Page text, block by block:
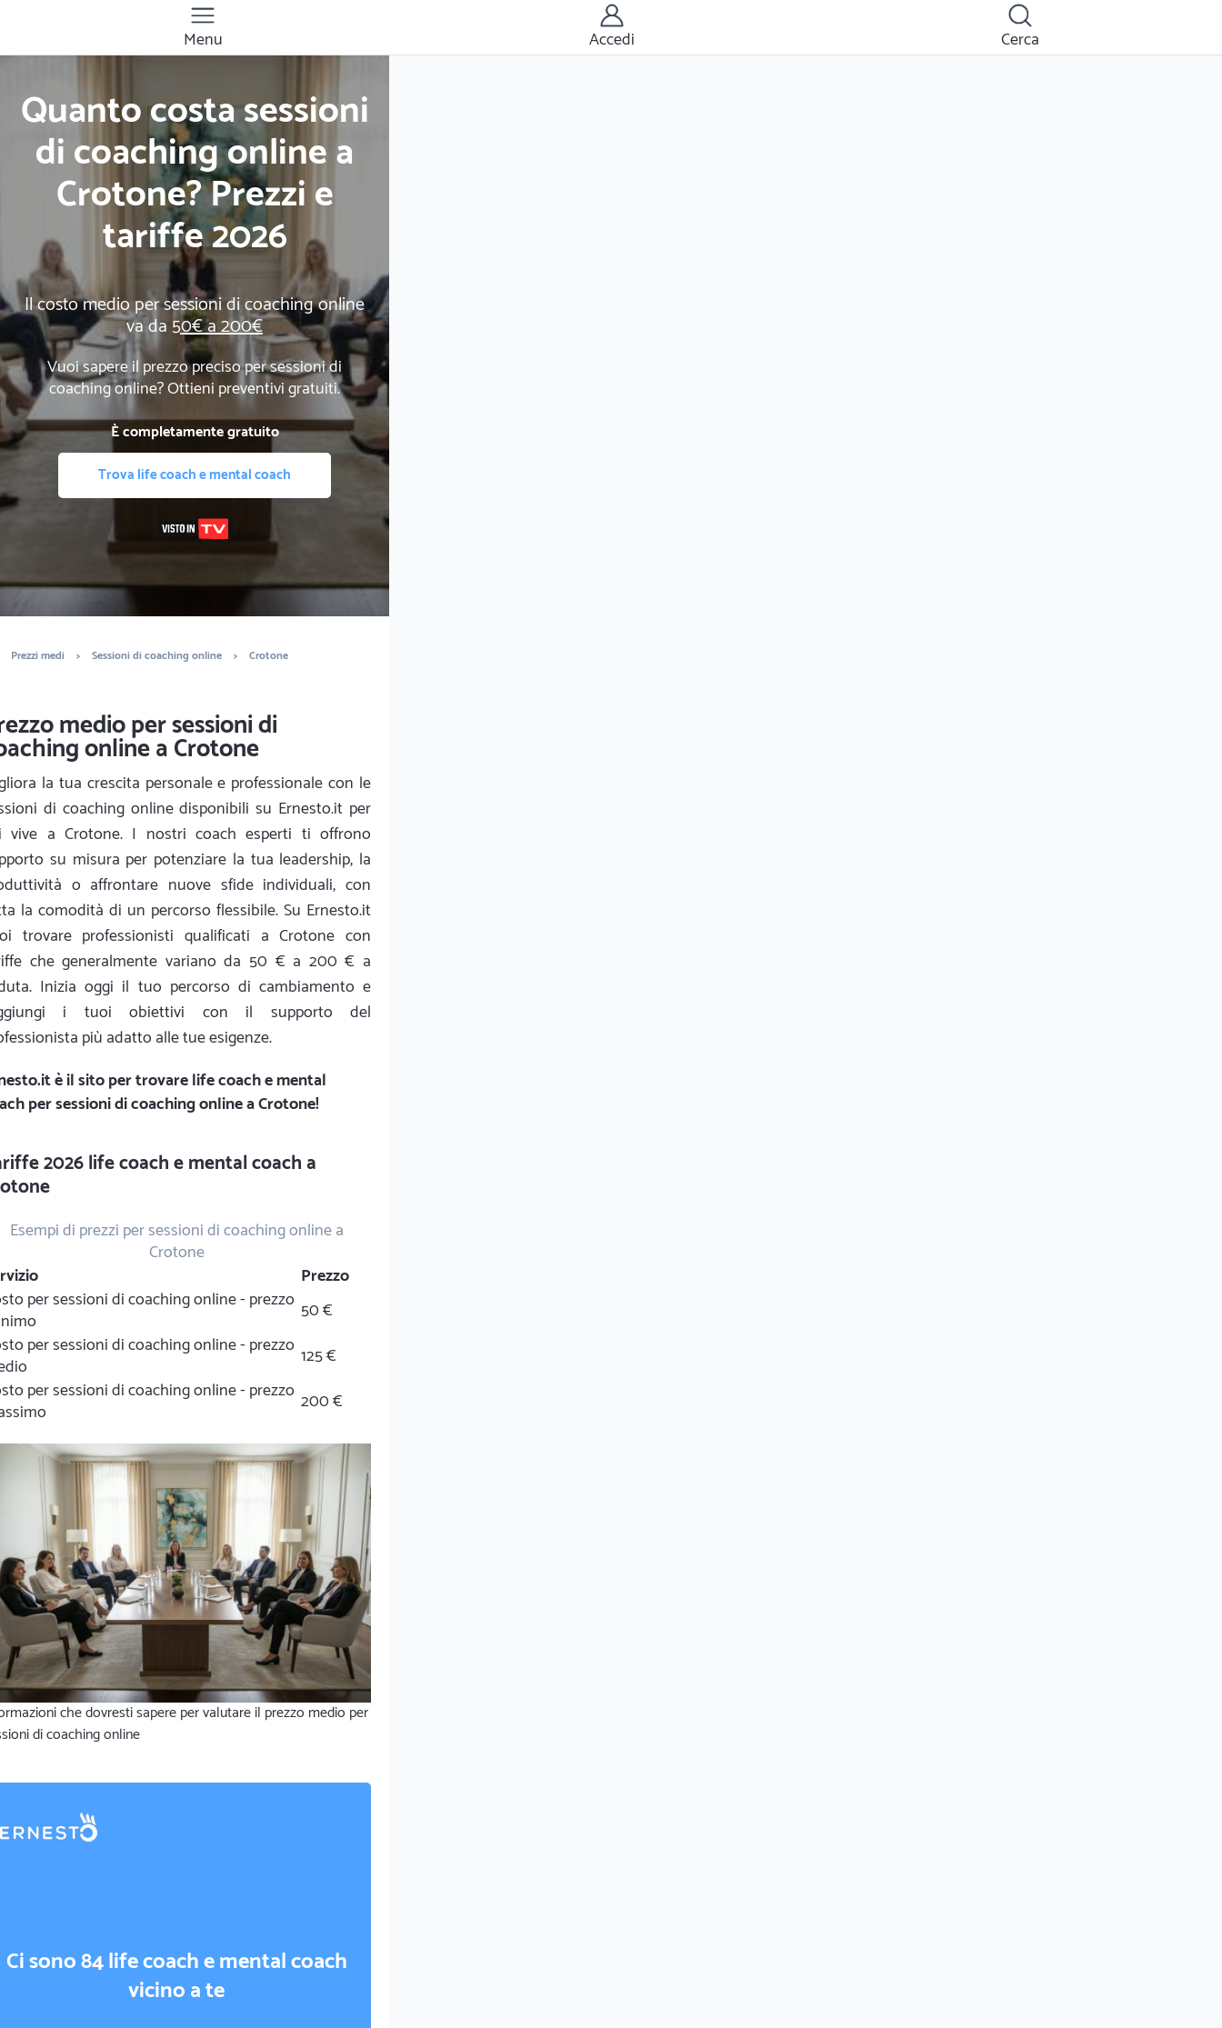
Quanto costa sessioni
di coaching online a
Crotone? Prezzi e
tariffe 2026
Il costo medio per sessioni di coaching online
va da 50€ a 200€
Vuoi sapere il prezzo preciso per sessioni di
coaching online? Ottieni preventivi gratuiti.
È completamente gratuito
Trova life coach e mental coach
Prezzi medi > Sessioni di coaching online > Crotone
medio per sessioni di
online a Crotone
la tua crescita personale e professionale con le
di coaching online disponibili su Ernesto.it per
vive a Crotone. I nostri coach esperti ti offrono
su misura per potenziare la tua leadership, la
o affrontare nuove sfide individuali, con
la comodità di un percorso flessibile. Su Ernesto.it
trovare professionisti qualificati a Crotone con
che generalmente variano da 50 € a 200 € a
Inizia oggi il tuo percorso di cambiamento e
i tuoi obiettivi con il supporto del
più adatto alle tue esigenze.
è il sito per trovare life coach e mental
per sessioni di coaching online a Crotone!
2026 life coach e mental coach a
Esempi di prezzi per sessioni di coaching online a
Crotone
Prezzo
per sessioni di coaching online - prezzo 50 €
per sessioni di coaching online - prezzo 125 €
per sessioni di coaching online - prezzo 200 €
che dovresti sapere per valutare il prezzo medio per
di coaching online
Ci sono 84 life coach e mental coach
vicino a te
Menu Accedi Cerca